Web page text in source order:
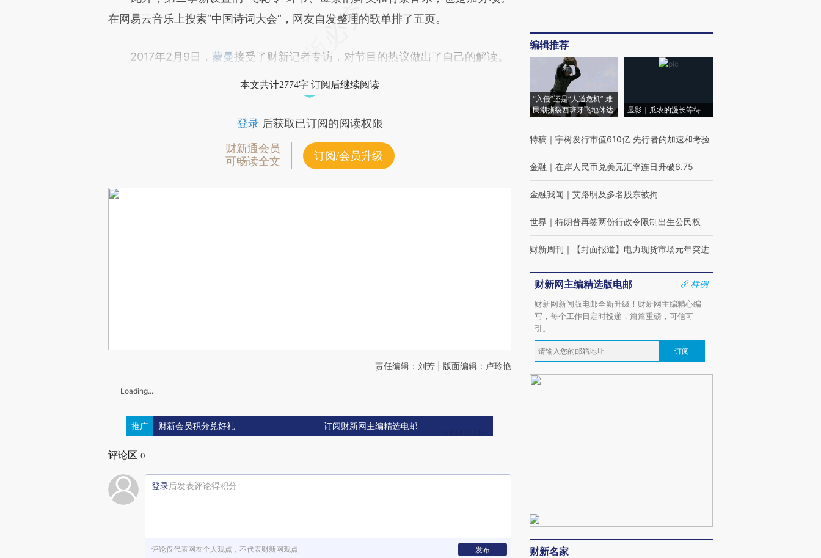
在网易云音乐上搜索“中国诗词大会”，网友自发整理的歌单排了五页。
2017年2月9日， 蒙曼接受了财新记者专访，对节目的热议做出了自己的解读。
本文共计2774字 订阅后继续阅读
登录后获取已订阅的阅读权限
财新通会员
可畅读全文
订阅/会员升级
责任编辑：刘芳 | 版面编辑：卢玲艳
Loading...
推广 财新会员积分兑好礼 订阅财新网主编精选电邮
评论区 0
登录后发表评论得积分
评论仅代表网友个人观点，不代表财新网观点 发布
编辑推荐
“入侵”还是“人道危机” 难
民潮撕裂西班牙飞地休达
显影｜瓜农的漫长等待
特稿 ｜ 宇树发行市值610亿 先行者的加速和考验
金融 ｜ 在岸人民币兑美元汇率连日升破6.75
金融我闻 ｜ 艾路明及多名股东被拘
世界 ｜ 特朗普再签两份行政令限制出生公民权
财新周刊 ｜ 【封面报道】电力现货市场元年突进
财新网主编精选版电邮
样例
财新网新闻版电邮全新升级！财新网主编精心编
写，每个工作日定时投递，篇篇重磅，可信可
引。
订阅
财新名家